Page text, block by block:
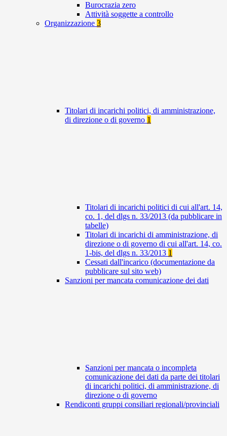
Burocrazia zero
Attività soggette a controllo
Organizzazione 3
Titolari di incarichi politici, di amministrazione,
di direzione o di governo 1
Titolari di incarichi politici di cui all'art. 14,
co. 1, del dlgs n. 33/2013 (da pubblicare in
tabelle)
Titolari di incarichi di amministrazione, di
direzione o di governo di cui all'art. 14, co.
1-bis, del dlgs n. 33/2013 1
Cessati dall'incarico (documentazione da
pubblicare sul sito web)
Sanzioni per mancata comunicazione dei dati
Sanzioni per mancata o incompleta
comunicazione dei dati da parte dei titolari
di incarichi politici, di amministrazione, di
direzione o di governo
Rendiconti gruppi consiliari regionali/provinciali